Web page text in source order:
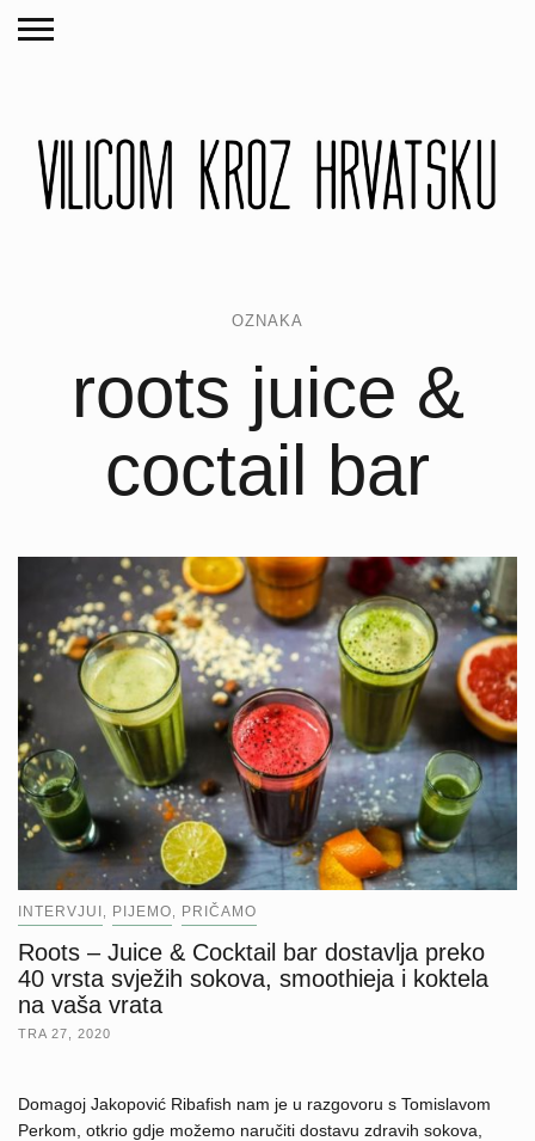
OZNAKA
roots juice &
coctail bar
INTERVJUI PIJEMO PRIČAMO
Roots – Juice & Cocktail bar dostavlja preko
40 vrsta svježih sokova, smoothieja i koktela
na vaša vrata
TRA 27, 2020
Domagoj Jakopović Ribafish nam je u razgovoru s Tomislavom
Perkom, otkrio gdje možemo naručiti dostavu zdravih sokova,